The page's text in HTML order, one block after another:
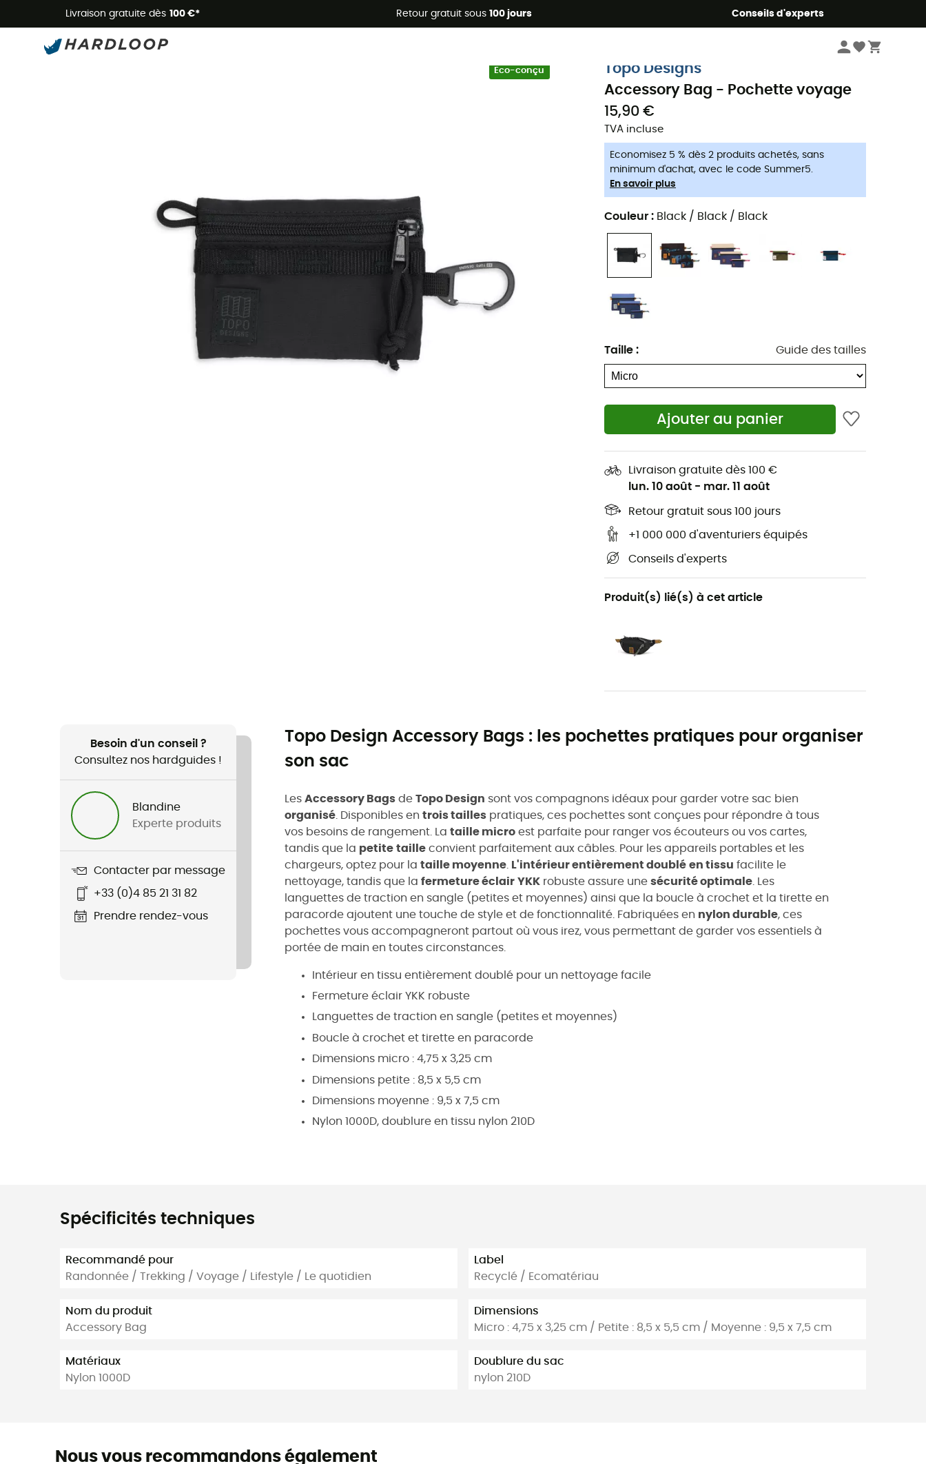
Livraison gratuite dès 100 €* Retour gratuit sous 100 jours Conseils d'experts
Promos d'été 🔥 -5 % EXTRA dès 2 produits* code Summer5
Eco-conçu
Topo Designs
Accessory Bag - Pochette voyage
15,90 €
TVA incluse
Economisez 5 % dès 2 produits achetés, sans
minimum d'achat, avec le code Summer5.
En savoir plus
Couleur : Black / Black / Black
Taille : Guide des tailles
Ajouter au panier
Livraison gratuite dès 100 €
lun. 10 août - mar. 11 août
Retour gratuit sous 100 jours
+1 000 000 d'aventuriers équipés
Conseils d'experts
Produit(s) lié(s) à cet article
Besoin d'un conseil ?
Consultez nos hardguides !
Blandine
Experte produits
Contacter par message
+33 (0)4 85 21 31 82
Prendre rendez-vous
Topo Design Accessory Bags : les pochettes pratiques pour organiser
son sac
Les Accessory Bags de Topo Design sont vos compagnons idéaux pour garder votre sac bien
organisé . Disponibles en trois tailles pratiques, ces pochettes sont conçues pour répondre à tous
vos besoins de rangement. La taille micro est parfaite pour ranger vos écouteurs ou vos cartes,
tandis que la petite taille convient parfaitement aux câbles. Pour les appareils portables et les
chargeurs, optez pour la taille moyenne L'intérieur entièrement doublé en tissu facilite le
nettoyage, tandis que la fermeture éclair YKK robuste assure une sécurité optimale . Les
languettes de traction en sangle (petites et moyennes) ainsi que la boucle à crochet et la tirette en
paracorde ajoutent une touche de style et de fonctionnalité. Fabriquées en nylon durable, ces
pochettes vous accompagneront partout où vous irez, vous permettant de garder vos essentiels à
portée de main en toutes circonstances.
Intérieur en tissu entièrement doublé pour un nettoyage facile
Fermeture éclair YKK robuste
Languettes de traction en sangle (petites et moyennes)
Boucle à crochet et tirette en paracorde
Dimensions micro : 4,75 x 3,25 cm
Dimensions petite : 8,5 x 5,5 cm
Dimensions moyenne : 9,5 x 7,5 cm
Nylon 1000D, doublure en tissu nylon 210D
Spécificités techniques
Recommandé pour
Randonnée / Trekking / Voyage / Lifestyle / Le quotidien
Nom du produit
Accessory Bag
Matériaux
Nylon 1000D
Label
Recyclé / Ecomatériau
Dimensions
Micro : 4,75 x 3,25 cm / Petite : 8,5 x 5,5 cm / Moyenne : 9,5 x 7,5 cm
Doublure du sac
nylon 210D
Nous vous recommandons également